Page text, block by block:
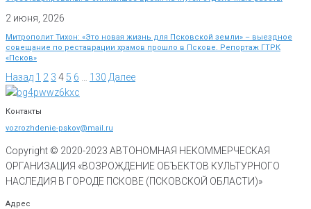
2 июня, 2026
Митрополит Тихон: «Это новая жизнь для Псковской земли» – выездное
совещание по реставрации храмов прошло в Пскове. Репортаж ГТРК
«Псков»
Назад 1 2 3 4 5 6 130 Далее
Контакты
vozrozhdenie-pskov@mail.ru
Copyright © 2020-2023 АВТОНОМНАЯ НЕКОММЕРЧЕСКАЯ
ОРГАНИЗАЦИЯ «ВОЗРОЖДЕНИЕ ОБЪЕКТОВ КУЛЬТУРНОГО
НАСЛЕДИЯ В ГОРОДЕ ПСКОВЕ (ПСКОВСКОЙ ОБЛАСТИ)»
Адрес